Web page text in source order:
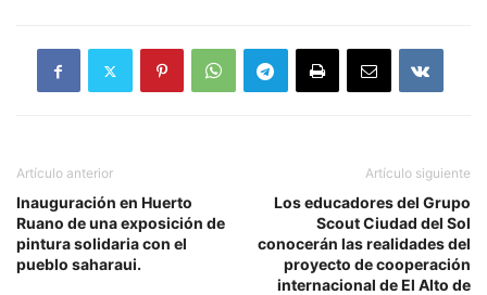
Artículo anterior
Inauguración en Huerto
Ruano de una exposición de
pintura solidaria con el
pueblo saharaui.
Artículo siguiente
Los educadores del Grupo
Scout Ciudad del Sol
conocerán las realidades del
proyecto de cooperación
internacional de El Alto de